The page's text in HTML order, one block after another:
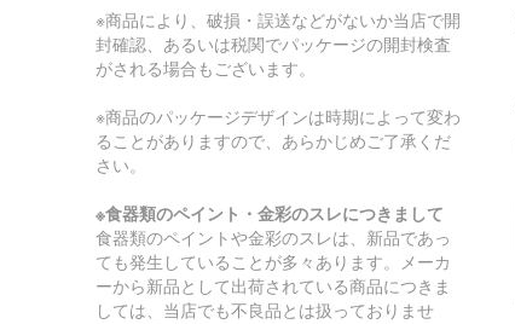
※商品により、破損・誤送などがないか当店で開
封確認、あるいは税関でパッケージの開封検査
がされる場合もございます。
※商品のパッケージデザインは時期によって変わ
ることがありますので、あらかじめご了承くだ
さい。
※食器類のペイント・金彩のスレにつきまして
食器類のペイントや金彩のスレは、新品であっ
ても発生していることが多々あります。メーカ
ーから新品として出荷されている商品につきま
しては、当店でも不良品とは扱っておりませ